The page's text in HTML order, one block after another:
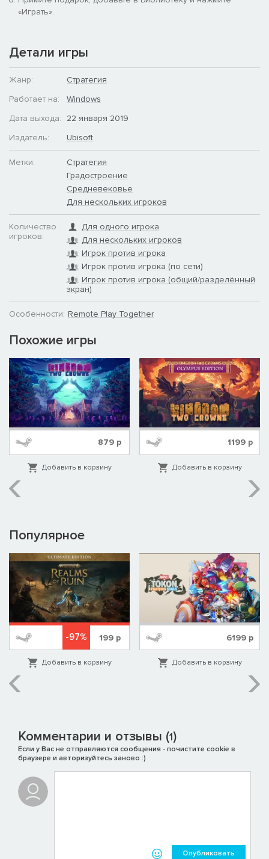
«Играть».
Детали игры
Жанр:
Стратегия
Работает на:
Windows
Дата выхода:
22 января 2019
Издатель:
Ubisoft
Метки:
Стратегия
Градостроение
Средневековье
Для нескольких игроков
Количество
игроков:
Для одного игрока
Для нескольких игроков
Игрок против игрока
Игрок против игрока (по сети)
Игрок против игрока (общий/разделённый
экран)
Особенности: Remote Play Together
Похожие игры
879 р
Добавить в корзину
1199р
Добавить в корзину
Популярное
-97% 199р
Добавить в корзину
6199 р
Добавить в корзину
Комментарии и отзывы (1)
Если у Вас не отправляются сообщения - почистите cookie в
браузере и авторизуйтесь заново :)
Опубликовать